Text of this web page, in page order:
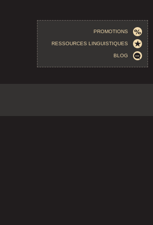
PROMOTIONS
RESSOURCES LINGUISTIQUES
BLOG